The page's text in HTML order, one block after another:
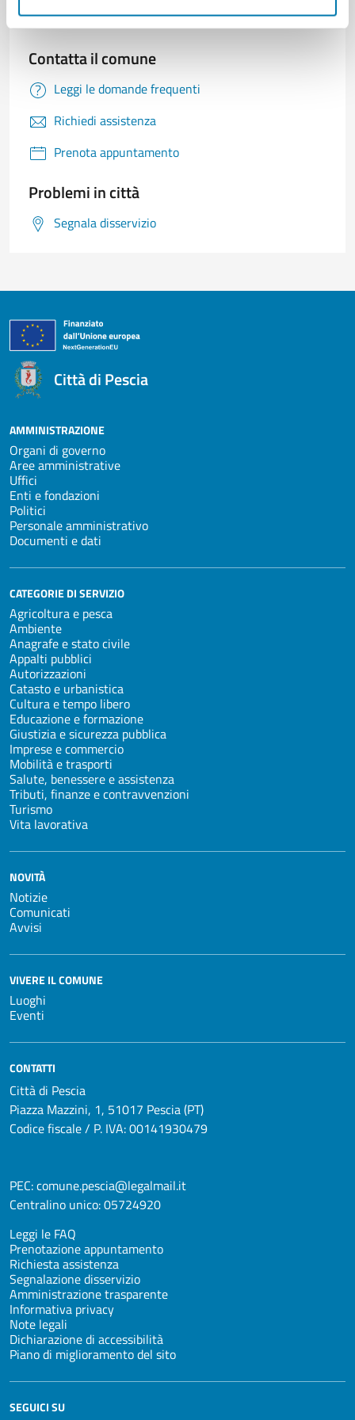
Contatta il comune
Leggi le domande frequenti
Richiedi assistenza
Prenota appuntamento
Problemi in città
Segnala disservizio
Città di Pescia
AMMINISTRAZIONE
Organi di governo
Aree amministrative
Uffici
Enti e fondazioni
Politici
Personale amministrativo
Documenti e dati
CATEGORIE DI SERVIZIO
Agricoltura e pesca
Ambiente
Anagrafe e stato civile
Appalti pubblici
Autorizzazioni
Catasto e urbanistica
Cultura e tempo libero
Educazione e formazione
Giustizia e sicurezza pubblica
Imprese e commercio
Mobilità e trasporti
Salute, benessere e assistenza
Tributi, finanze e contravvenzioni
Turismo
Vita lavorativa
NOVITÀ
Notizie
Comunicati
Avvisi
VIVERE IL COMUNE
Luoghi
Eventi
CONTATTI
Città di Pescia
Piazza Mazzini, 1, 51017 Pescia (PT)
Codice fiscale / P. IVA: 00141930479
PEC:comune.pescia@legalmail.it
Centralino unico:05724920
Leggi le FAQ
Prenotazione appuntamento
Richiesta assistenza
Segnalazione disservizio
Amministrazione trasparente
Informativa privacy
Note legali
Dichiarazione di accessibilità
Piano di miglioramento del sito
SEGUICI SU